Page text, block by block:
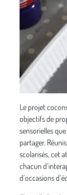
Le projet
objectifs de
sensorielles
partager.
scolarisés, cet
chacun
d’occasions